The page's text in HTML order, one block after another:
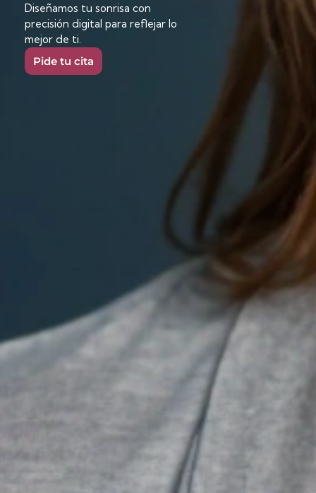
Diseñamos tu sonrisa con
precisión digital para reflejar lo
mejor de ti.
Pide tu cita